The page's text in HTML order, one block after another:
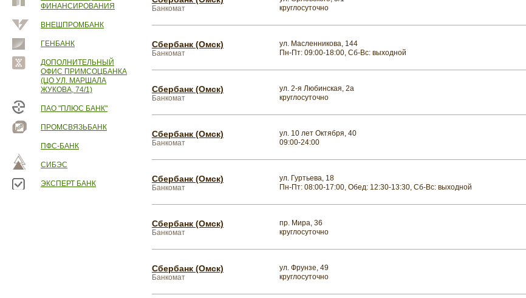
ФИНАНСИРОВАНИЯ
ВНЕШПРОМБАНК
ГЕНБАНК
ДОПОЛНИТЕЛЬНЫЙ
ОФИС ПРИМСОЦБАНКА
(ЦО УЛ. МАРШАЛА
ЖУКОВА, 74/1)
ПАО "ПЛЮС БАНК"
ПРОМСВЯЗЬБАНК
ПФС-БАНК
СИБЭС
ЭКСПЕРТ БАНК
Банкомат
круглосуточно
Сбербанк (Омск)
Банкомат
ул. Масленникова, 144
Пн-Пт: 09:00-18:00, Сб-Вс: выходной
Сбербанк (Омск)
Банкомат
ул. 2-я Любинская, 2а
круглосуточно
Сбербанк (Омск)
Банкомат
ул. 10 лет Октября, 40
09:00-24:00
Сбербанк (Омск)
Банкомат
ул. Гуртьева, 18
Пн-Пт: 08:00-17:00, Обед: 12:30-13:30, Сб-Вс: выходной
Сбербанк (Омск)
Банкомат
пр. Мира, 36
круглосуточно
Сбербанк (Омск)
Банкомат
ул. Фрунзе, 49
круглосуточно